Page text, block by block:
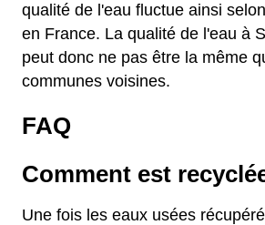
qualité de l'eau fluctue ainsi
en France. La qualité de l'eau à
peut donc ne pas être la même
communes voisines.
FAQ
Comment est
Une fois les eaux usées